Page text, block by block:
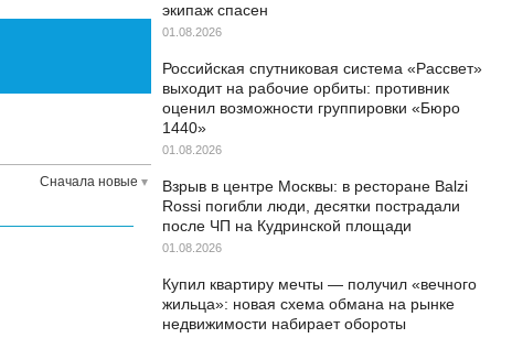
Сначала новые
экипаж спасен
01.08.2026
Российская спутниковая система «Рассвет»
выходит на рабочие орбиты: противник
оценил возможности группировки «Бюро
1440»
01.08.2026
Взрыв в центре Москвы: в ресторане Balzi
Rossi погибли люди, десятки пострадали
после ЧП на Кудринской площади
01.08.2026
Купил квартиру мечты — получил «вечного
жильца»: новая схема обмана на рынке
недвижимости набирает обороты